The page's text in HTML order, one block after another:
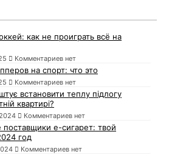
как не проиграть всё на
Комментариев нет
на спорт: что это
Комментариев нет
встановити теплу підлогу
квартирі?
Комментариев нет
e-сигарет: твой
год
Комментариев нет